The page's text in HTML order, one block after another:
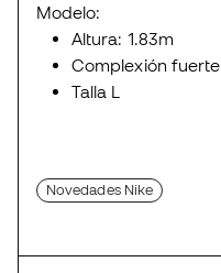
Modelo:
Altura: 1.83m
Complexión fuerte
Talla L
Novedades Nike